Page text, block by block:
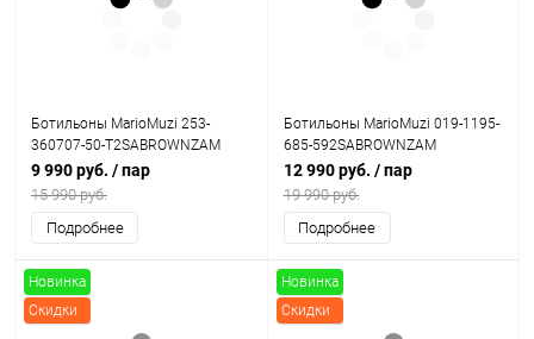
Ботильоны MarioMuzi 253-
360707-50-T2SABROWNZAM
9 990 руб. / пар
15 990 руб.
Подробнее
Ботильоны MarioMuzi 019-1195-
685-592SABROWNZAM
12 990 руб. / пар
19 990 руб.
Подробнее
Новинка
Скидки
Новинка
Скидки